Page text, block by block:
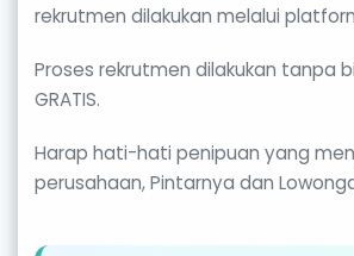
rekrutmen dilakukan melalui
Proses rekrutmen dilakukan tanpa
GRATIS.
Harap hati-hati penipuan yang
perusahaan, Pintarnya dan